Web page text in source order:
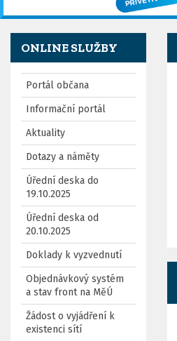
ONLINE SLUŽBY
Portál občana
Informační portál
Aktuality
Dotazy a náměty
Úřední deska do
19.10.2025
Úřední deska od
20.10.2025
Doklady k vyzvednutí
Objednávkový systém
a stav front na MěÚ
Žádost o vyjádření k
existenci sítí